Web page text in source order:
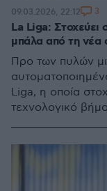
La Liga: Στοχεύει
μπάλα από τη νέα
Προ των πυλών
Liga, η οποία
τεχνολογικό
09.03.2026, 22:12 3